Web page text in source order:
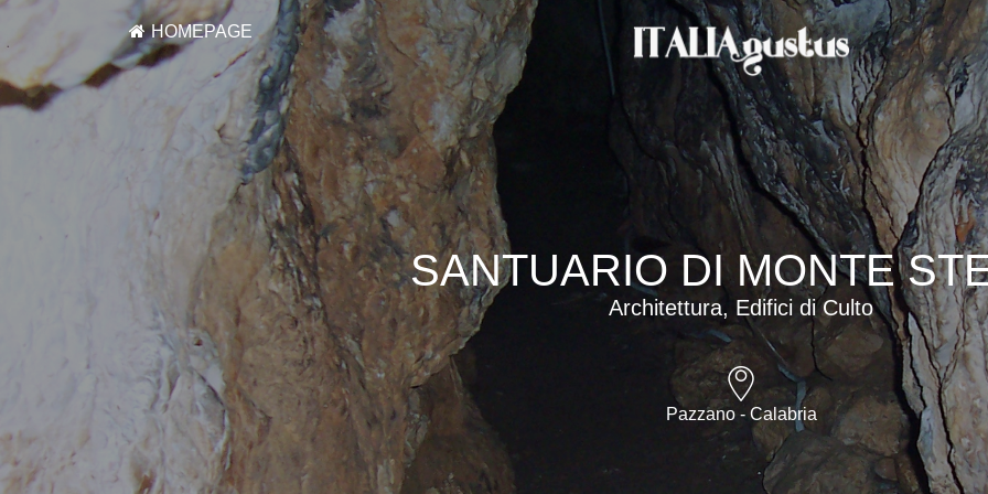
HOMEPAGE
SANTUARIO DI MONTE
Architettura, Edifici di Culto
Pazzano - Calabria